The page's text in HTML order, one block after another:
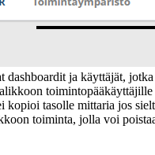
ja käyttäjät,
tasolle mittaria jos
toiminta, jolla voi